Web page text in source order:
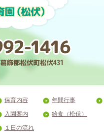
保育内容
入園案内
１日の流れ
年間行事
給食（松伏）